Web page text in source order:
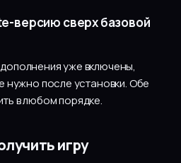
версию сверх базовой
уже включены,
нужно после установки. Обе
в любом порядке.
игру